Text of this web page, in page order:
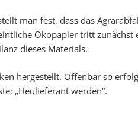
man fest, dass das
Ökopapier tritt zunächst
dieses Materials.
hergestellt. Offenbar so
„Heulieferant werden“.